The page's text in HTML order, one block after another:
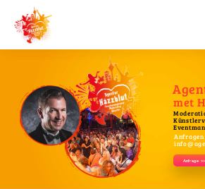
met
Anfrage >>